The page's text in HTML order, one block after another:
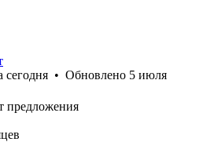
сегодня • Обновлено 5 июля
предложения